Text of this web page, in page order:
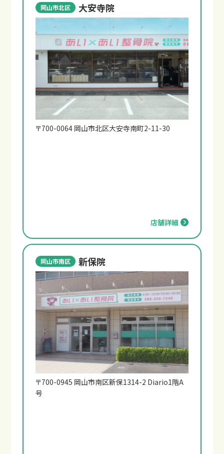
岡山市北区 大安寺院
〒700-0064 岡山市北区大安寺南町2-11-30
店舗詳細
岡山市南区 新保院
〒700-0945 岡山市南区新保1314-2 Diario1階A
号